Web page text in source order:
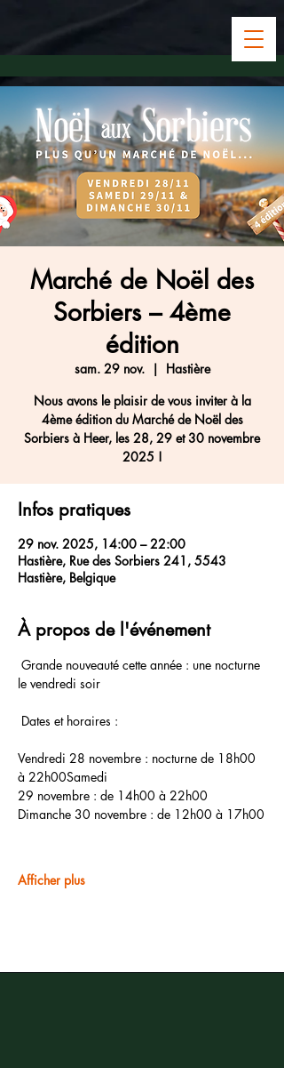
Marché de Noël des
Sorbiers – 4ème
édition
sam. 29 nov.
  |
Hastière
Nous avons le plaisir de vous inviter à la
4ème édition du Marché de Noël des
Sorbiers à Heer, les 28, 29 et 30 novembre
2025 !
Infos pratiques
29 nov. 2025, 14:00 – 22:00
Hastière, Rue des Sorbiers 241, 5543
Hastière, Belgique
À propos de l'événement
Grande nouveauté cette année : une nocturne
le vendredi soir
Dates et horaires :
Vendredi 28 novembre : nocturne de 18h00
à 22h00Samedi
29 novembre : de 14h00 à 22h00
Dimanche 30 novembre : de 12h00 à 17h00
Afficher plus